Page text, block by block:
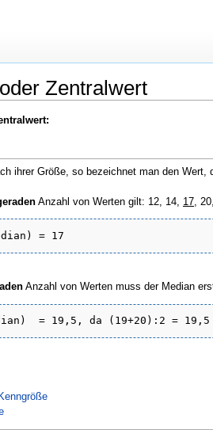
Zentralwert
ihrer Größe, so bezeichnet man den
Anzahl von Werten gilt: 12, 14, 17 ,
Anzahl von Werten muss der Median